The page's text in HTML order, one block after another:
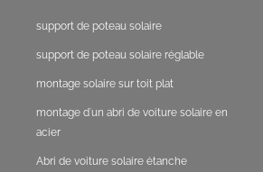
support de poteau solaire
support de poteau solaire réglable
montage solaire sur toit plat
montage d'un abri de voiture solaire en
acier
Abri de voiture solaire étanche